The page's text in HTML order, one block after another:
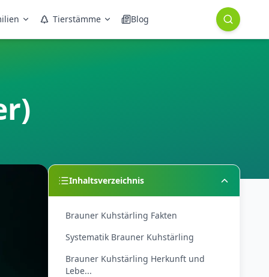
Tierstämme Blog
Inhaltsverzeichnis
Brauner Kuhstärling Fakten
Systematik Brauner Kuhstärling
Brauner Kuhstärling Herkunft und
Lebe...